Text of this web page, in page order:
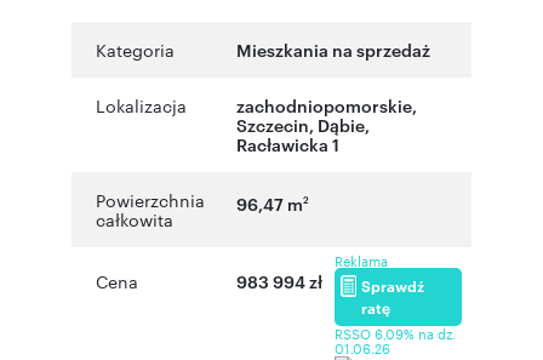
Kategoria Mieszkania na sprzedaż
Lokalizacja zachodniopomorskie,
Szczecin, Dąbie,
Racławicka 1
Powierzchnia
całkowita
96,47 m2
Cena 983 994 zł
Reklama
Sprawdź
ratę
RSSO 6,09% na dz.
01.06.26